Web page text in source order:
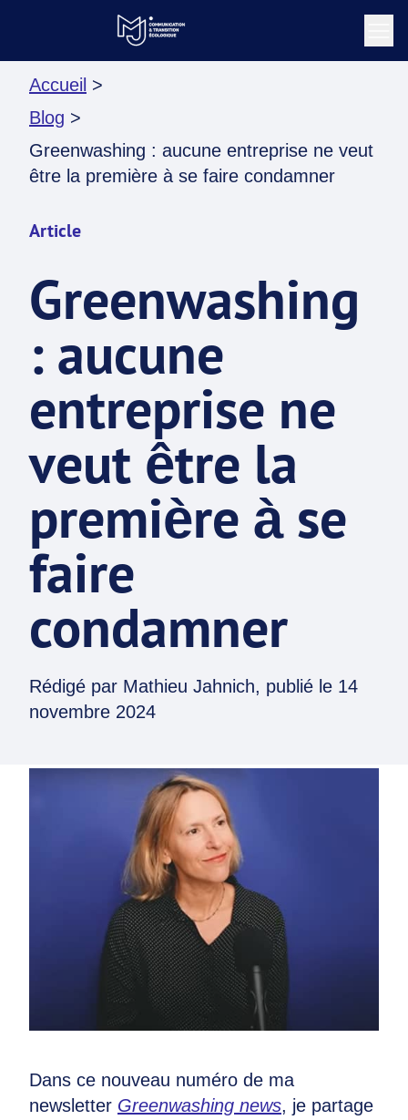
Accueil >
Blog >
Greenwashing : aucune entreprise ne veut
être la première à se faire condamner
Article
Greenwashing
: aucune
entreprise ne
veut être la
première à se
faire
condamner
Rédigé par Mathieu Jahnich, publié le 14
novembre 2024
Dans ce nouveau numéro de ma
newsletter Greenwashing news, je partage